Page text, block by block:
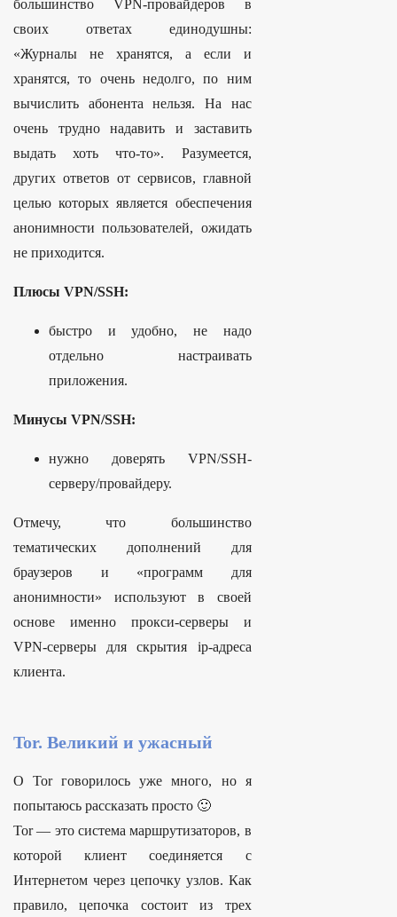
большинство VPN-провайдеров в
своих ответах единодушны:
«Журналы не хранятся, а если и
хранятся, то очень недолго, по ним
вычислить абонента нельзя. На нас
очень трудно надавить и заставить
выдать хоть что-то». Разумеется,
других ответов от сервисов, главной
целью которых является обеспечения
анонимности пользователей, ожидать
не приходится.
Плюсы VPN/SSH:
быстро и удобно, не надо
отдельно настраивать
приложения.
Минусы VPN/SSH:
нужно доверять VPN/SSH-
серверу/провайдеру.
Отмечу, что большинство
тематических дополнений для
браузеров и «программ для
анонимности» используют в своей
основе именно прокси-серверы и
VPN-серверы для скрытия ip-адреса
клиента.
Tor. Великий и ужасный
О Tor говорилось уже много, но я
попытаюсь рассказать просто 🙂
Tor — это система маршрутизаторов, в
которой клиент соединяется с
Интернетом через цепочку узлов. Как
правило, цепочка состоит из трех